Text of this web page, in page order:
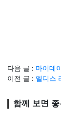
다음 글 : 마이데
이전 글 : 엘디스
함께 보면